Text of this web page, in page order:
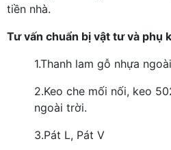
tiền nhà.
Tư vấn chuẩn bị vật tư và phụ
1.Thanh lam gỗ nhựa
2.Keo che mối nối, keo
ngoài trời.
3.Pát L, Pát V